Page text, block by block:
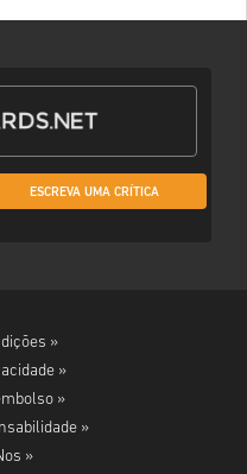
ESCREVA UMA CRÍTICA
»
»
»
»
»